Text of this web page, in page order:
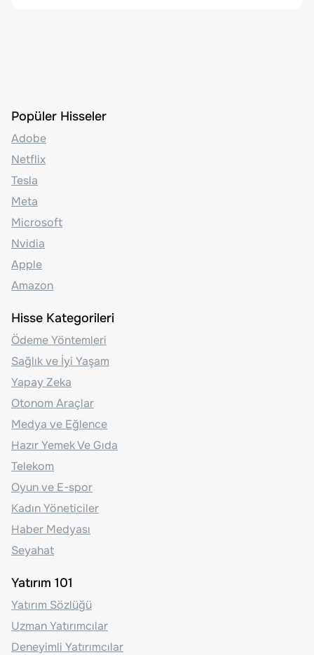
Popüler Hisseler
Adobe
Netflix
Tesla
Meta
Microsoft
Nvidia
Apple
Amazon
Hisse Kategorileri
Ödeme Yöntemleri
Sağlık ve İyi Yaşam
Yapay Zeka
Otonom Araçlar
Medya ve Eğlence
Hazır Yemek Ve Gıda
Telekom
Oyun ve E-spor
Kadın Yöneticiler
Haber Medyası
Seyahat
Yatırım 101
Yatırım Sözlüğü
Uzman Yatırımcılar
Deneyimli Yatırımcılar